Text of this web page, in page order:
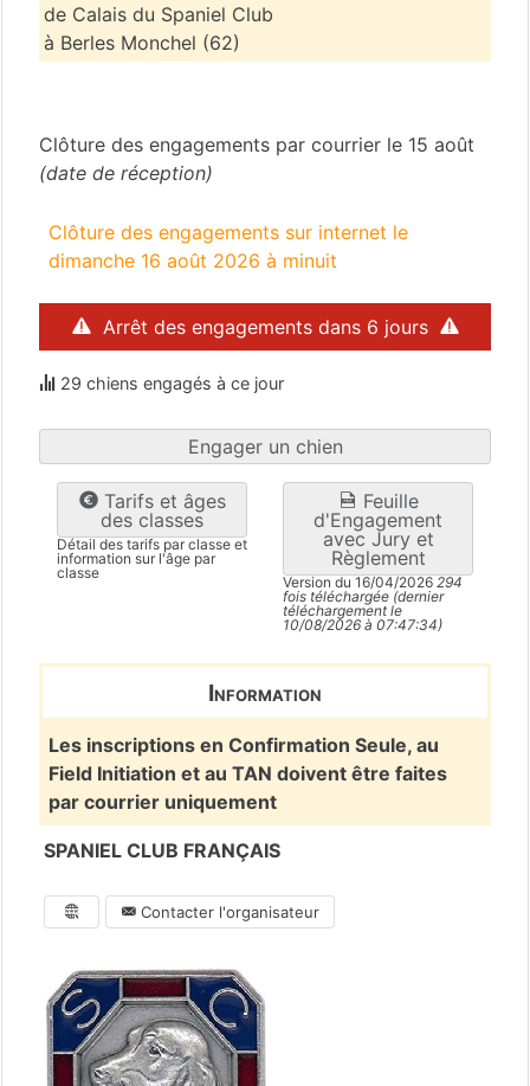
de Calais du Spaniel Club
à Berles Monchel (62)
Clôture des engagements par courrier le 15 août
(date de réception)
Clôture des engagements sur internet le
dimanche 16 août 2026 à minuit
Arrêt des engagements dans 6 jours
29 chiens engagés à ce jour
Engager un chien
Tarifs et âges
des classes
Détail des tarifs par classe et
information sur l'âge par
classe
Feuille
d'Engagement
avec Jury et
Règlement
Version du 16/04/2026 294
fois téléchargée (dernier
téléchargement le
10/08/2026 à 07:47:34)
Information
Les inscriptions en Confirmation Seule, au
Field Initiation et au TAN doivent être faites
par courrier uniquement
SPANIEL CLUB FRANÇAIS
Contacter l'organisateur